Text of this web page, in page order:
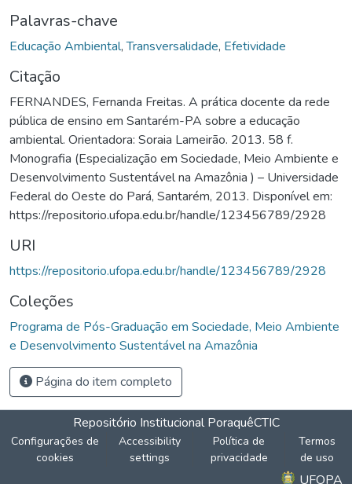
Palavras-chave
Educação Ambiental,Transversalidade, Efetividade
Citação
FERNANDES, Fernanda Freitas. A prática docente da rede
pública de ensino em Santarém-PA sobre a educação
ambiental. Orientadora: Soraia Lameirão. 2013. 58 f.
Monografia (Especialização em Sociedade, Meio Ambiente e
Desenvolvimento Sustentável na Amazônia ) – Universidade
Federal do Oeste do Pará, Santarém, 2013. Disponível em:
https://repositorio.ufopa.edu.br/handle/123456789/2928
URI
https://repositorio.ufopa.edu.br/handle/123456789/2928
Coleções
Programa de Pós-Graduação em Sociedade, Meio Ambiente
e Desenvolvimento Sustentável na Amazônia
Página do item completo
Repositório Institucional PoraquêCTIC
Configurações de
cookies
Accessibility
settings
Política de
privacidade
Termos
de uso
UFOPA